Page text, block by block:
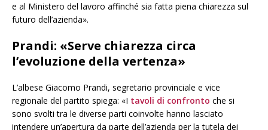
e al Ministero del lavoro affinché sia fatta piena chiarezza sul
futuro dell’azienda».
Prandi: «Serve chiarezza circa
l’evoluzione della vertenza»
L’albese Giacomo Prandi, segretario provinciale e vice
regionale del partito spiega: «I tavoli di confronto che si
sono svolti tra le diverse parti coinvolte hanno lasciato
intendere un’apertura da parte dell’azienda per la tutela dei